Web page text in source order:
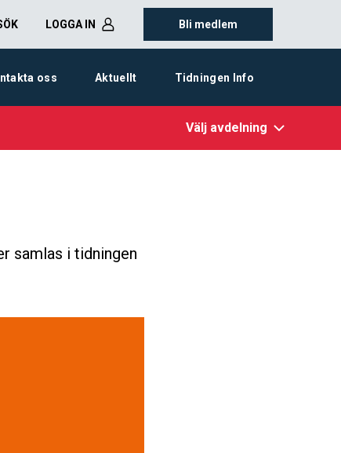
LOGGA IN Bli medlem
oss Aktuellt Tidningen Info
Välj avdelning
samlas i tidningen